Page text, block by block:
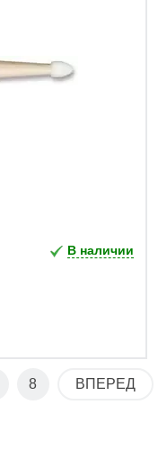
В наличии
8 ВПЕРЕД